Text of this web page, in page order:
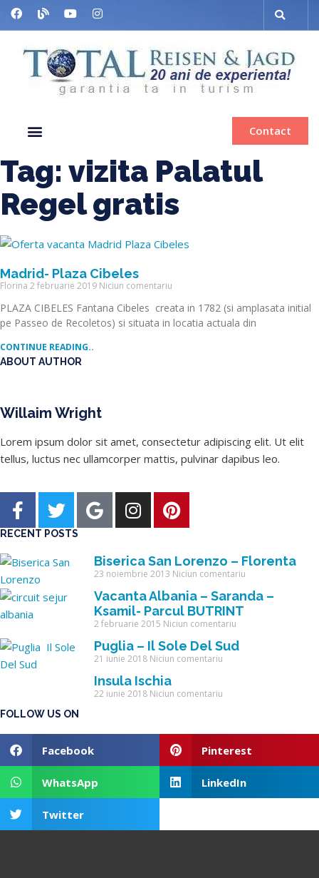
Contact
Tag: vizita Palatul
Regel gratis
Madrid- Plaza Cibeles
Florina 2 februarie 2019 Niciun comentariu
PLAZA CIBELES Fantana Cibeles creata in 1782 (si amplasata initial
pe Passeo de Recoletos) si situata in locatia actuala din
CONTINUE READING..
ABOUT AUTHOR
Willaim Wright
Lorem ipsum dolor sit amet, consectetur adipiscing elit. Ut elit
tellus, luctus nec ullamcorper mattis, pulvinar dapibus leo.
RECENT POSTS
Biserica San Lorenzo – Florenta
23 noiembrie 2013 Niciun comentariu
Vacanta Albania – Saranda –
Ksamil- Parcul BUTRINT
2 februarie 2015 Niciun comentariu
Puglia – Il Sole Del Sud
21 iunie 2018 Niciun comentariu
Insula Ischia
22 iunie 2018 Niciun comentariu
FOLLOW US ON
Facebook Pinterest
WhatsApp LinkedIn
Twitter